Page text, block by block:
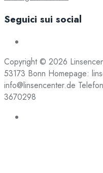
Seguici sui social
Copyright © 2026
53173 Bonn Homepage:
info@linsencenter.de
3670298